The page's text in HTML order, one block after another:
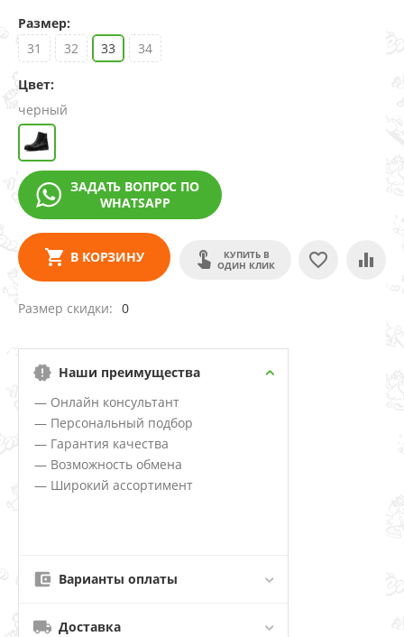
Размер:
31
32 33 34
Цвет:
черный
ЗАДАТЬ ВОПРОС ПО
WHATSAPP
В КОРЗИНУ
КУПИТЬ В
ОДИН КЛИК
Размер скидки 0
Наши преимущества
— Онлайн консультант
— Персональный подбор
— Гарантия качества
— Возможность обмена
— Широкий ассортимент
Варианты оплаты
Доставка